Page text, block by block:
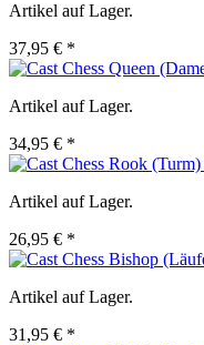
Artikel auf Lager.
37,95 € *
Artikel auf Lager.
34,95 € *
Artikel auf Lager.
26,95 € *
Artikel auf Lager.
31,95 € *